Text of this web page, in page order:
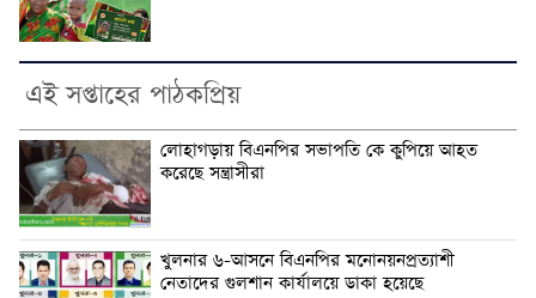
এই সপ্তাহের পাঠকপ্রিয়
লোহাগড়ায় বিএনপির সভাপতি কে কুপিয়ে আহত
করেছে সন্ত্রাসীরা
খুলনার ৬-আসনে বিএনপির মনোনয়নপ্রত্যাশী
নেতাদের গুলশান কার্যালয়ে ডাকা হয়েছে